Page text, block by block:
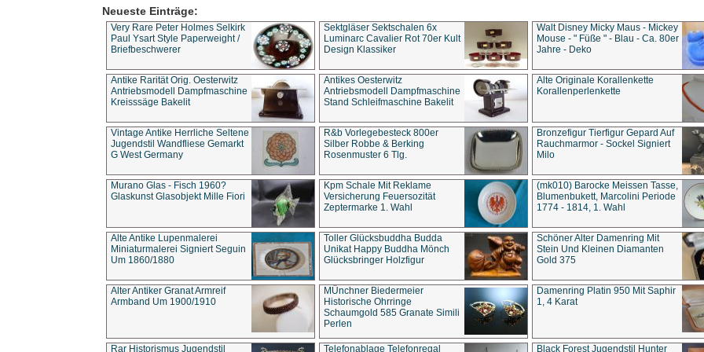
Neueste Einträge:
Very Rare Peter Holmes Selkirk
Paul Ysart Style Paperweight /
Briefbeschwerer
Sektgläser Sektschalen 6x
Luminarc Cavalier Rot 70er Kult
Design Klassiker
Walt Disney Micky Maus - Mickey
Mouse - " Füße " - Blau - Ca. 80er
Jahre - Deko
Antike Rarität Orig. Oesterwitz
Antriebsmodell Dampfmaschine
Kreisssäge Bakelit
Antikes Oesterwitz
Antriebsmodell Dampfmaschine
Stand Schleifmaschine Bakelit
Alte Originale Korallenkette
Korallenperlenkette
Vintage Antike Herrliche Seltene
Jugendstil Wandfliese Gemarkt
G West Germany
R&b Vorlegebesteck 800er
Silber Robbe & Berking
Rosenmuster 6 Tlg.
Bronzefigur Tierfigur Gepard Auf
Rauchmarmor - Sockel Signiert
Milo
Murano Glas - Fisch 1960?
Glaskunst Glasobjekt Mille Fiori
Kpm Schale Mit Reklame
Versicherung Feuersozität
Zeptermarke 1. Wahl
(mk010) Barocke Meissen Tasse,
Blumenbukett, Marcolini Periode
1774 - 1814, 1. Wahl
Alte Antike Lupenmalerei
Miniaturmalerei Signiert Seguin
Um 1860/1880
Toller Glücksbuddha Budda
Unikat Happy Buddha Mönch
Glücksbringer Holzfigur
Schöner Alter Damenring Mit
Stein Und Kleinen Diamanten
Gold 375
Alter Antiker Granat Armreif
Armband Um 1900/1910
MÜnchner Biedermeier
Historische Ohrringe
Schaumgold 585 Granate Simili
Perlen
Damenring Platin 950 Mit Saphir
1, 4 Karat
Rar Historismus Jugendstil Telefonablage Telefonregal Black Forest Jugendstil Hunter